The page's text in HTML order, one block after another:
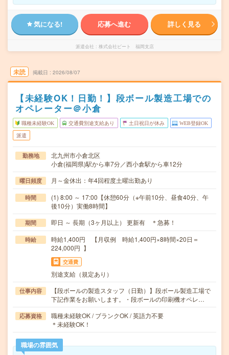
気になる! 応募へ進む 詳しく見る
派遣会社 株式会社ビート 福岡支店
未読 掲載日 2026/08/07
【未経験OK！日勤！】段ボール製造工場での
オペレーター＠小倉
職種未経験OK 交通費別途支給あり 土日祝日が休み WEB登録OK
派遣
勤務地
北九州市小倉北区
小倉(福岡県)駅から車7分／西小倉駅から車12分
曜日頻度 月～金休出：年4回程度土曜出勤あり
時間
(1) 8:00 ～ 17:00【休憩60分（※午前10分、昼食40分、午
後10分）実働8時間】
期間 即日 ～ 長期（3ヶ月以上） 更新有 ＊急募！
時給
時給1,400円 【月収例 時給1,400円×8時間×20日＝
224,000円 】
交通費
別途支給（規定あり）
仕事内容
【段ボールの製造スタッフ（日勤）】段ボール製造工場で
下記作業をお願いします。・段ボールの印刷機オペレ…
応募資格
職種未経験OK / ブランクOK / 英語力不要
＊未経験OK！
職場の雰囲気